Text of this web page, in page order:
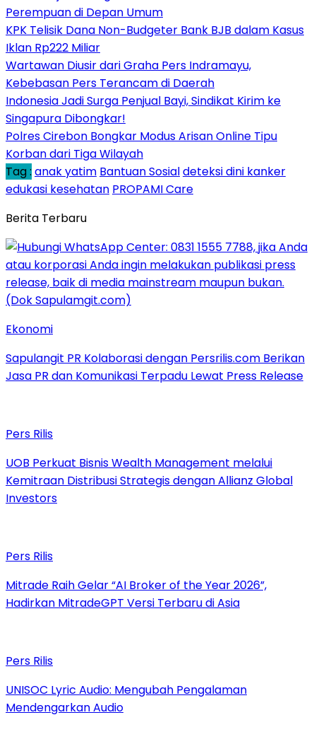
Perempuan di Depan Umum
KPK Telisik Dana Non-Budgeter Bank BJB dalam Kasus
Iklan Rp222 Miliar
Wartawan Diusir dari Graha Pers Indramayu,
Kebebasan Pers Terancam di Daerah
Indonesia Jadi Surga Penjual Bayi, Sindikat Kirim ke
Singapura Dibongkar!
Polres Cirebon Bongkar Modus Arisan Online Tipu
Korban dari Tiga Wilayah
Tag : anak yatim Bantuan Sosialdeteksi dini kanker
edukasi kesehatan PROPAMI Care
Berita Terbaru
Ekonomi
Sapulangit PR Kolaborasi dengan Persrilis.com Berikan
Jasa PR dan Komunikasi Terpadu Lewat Press Release
Pers Rilis
UOB Perkuat Bisnis Wealth Management melalui
Kemitraan Distribusi Strategis dengan Allianz Global
Investors
Pers Rilis
Mitrade Raih Gelar “AI Broker of the Year 2026”,
Hadirkan MitradeGPT Versi Terbaru di Asia
Pers Rilis
UNISOC Lyric Audio: Mengubah Pengalaman
Mendengarkan Audio